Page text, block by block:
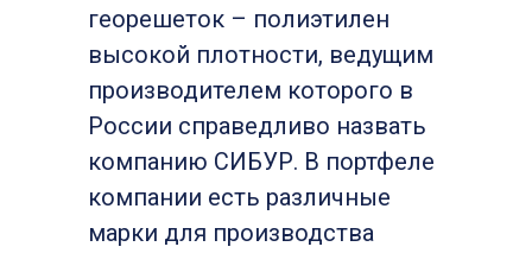
георешеток – полиэтилен
высокой плотности, ведущим
производителем которого в
России справедливо назвать
компанию СИБУР. В портфеле
компании есть различные
марки для производства